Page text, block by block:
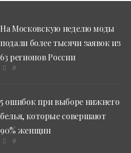
На Московскую неделю моды
подали более тысячи заявок из
63 регионов России
0
5 ошибок при выборе нижнего
белья, которые совершают
90% женщин
0